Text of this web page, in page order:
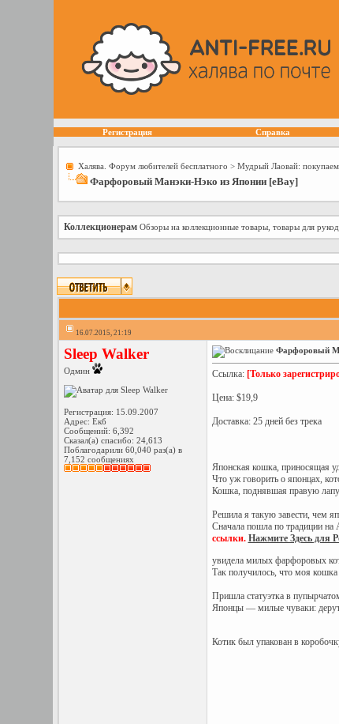
Регистрация Справка
Халява. Форум любителей бесплатного > Мудрый Лаовай:
Фарфоровый Манэки-Нэко из Японии [eBay]
Коллекционерам Обзоры на коллекционные товары, товары для
16.07.2015, 21:19
Sleep Walker
Одмин
Регистрация: 15.09.2007
Адрес: Екб
Сообщений: 6,392
Сказал(а) спасибо: 24,613
Поблагодарили 60,040 раз(а) в
7,152 сообщениях
Фарфоровый
Ссылка: [Только
Цена: $19,9
Доставка: 25 дней без трека
Японская кошка, приносящая
Что уж говорить о японцах,
Кошка, поднявшая правую
Решила я такую завести, чем
Сначала пошла по традиции на
ссылки. Нажмите Здесь для
увидела милых фарфоровых
Так получилось, что моя
Пришла статуэтка в
Японцы — милые чуваки: дерут
Котик был упакован в